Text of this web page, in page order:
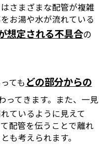
さまざまな配管が複雑
お湯や水が流れている
想定される不具合の
ても どの部分からの
ってきます。また、一見
ているように見えて
配管を伝うことで離れ
も考えられます。